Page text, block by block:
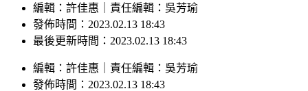
編輯：許佳惠｜責任編輯：吳芳瑜
發佈時間：2023.02.13 18:43
編輯：許佳惠｜責任編輯：